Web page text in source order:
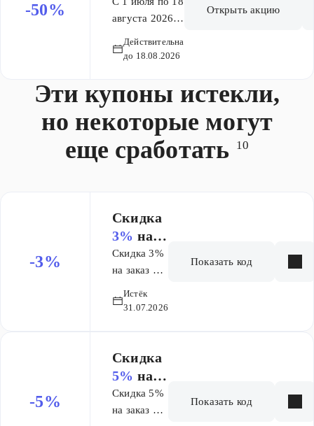
«Профессионал».
от 50 000 рублей
за календарный
кешбэк 5%.
от 100 000
рублей за
календарный
покупок от 200
000 рублей за
календарный
суммируется со
«Профессионал».
А если у вас еще
нет Карты
«Профессионал»
-50%
OPTICEL
Professiona
августа 2026 г.
на батарейки
Скидка на
товар
суммируется
со скидкой по
Действительна
до 18.08.2026
Открыть акцию
Эти купоны истекли,
но некоторые могут
еще сработать
10
-3%
Скидка
3% на
заказ от
1 000 ₽
Скидка 3%
на заказ от
Истёк
31.07.2026
Показать код
-5%
Скидка
5% на
заказ от
6 000 ₽
Скидка 5%
на заказ от
Показать код